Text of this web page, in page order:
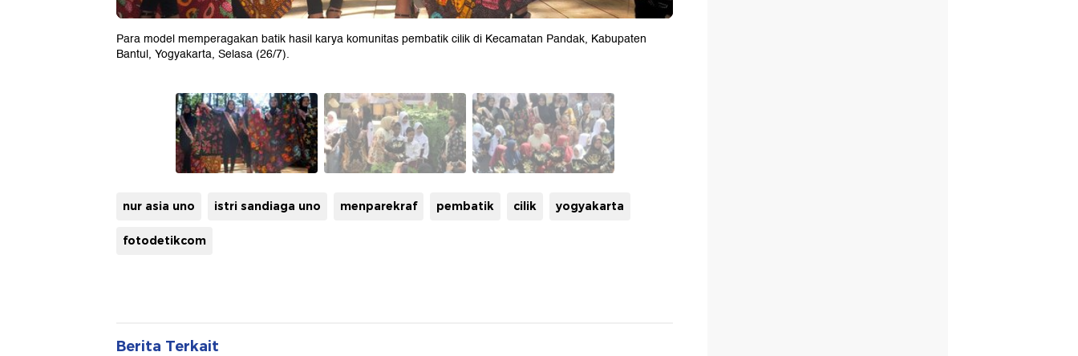
Para model memperagakan batik hasil karya komunitas pembatik cilik di Kecamatan Pandak, Kabupaten
Bantul, Yogyakarta, Selasa (26/7).
nur asia uno istri sandiaga uno menparekraf pembatik cilik yogyakarta
fotodetikcom
Berita Terkait